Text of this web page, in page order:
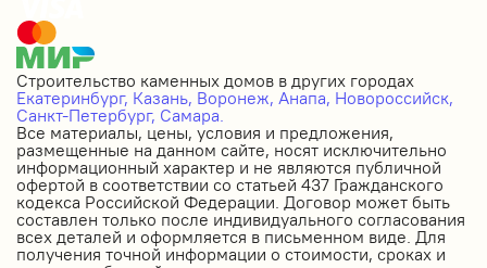
Строительство каменных домов в других городах
Екатеринбург, Казань, Воронеж, Анапа, Новороссийск,
Санкт-Петербург, Самара.
Все материалы, цены, условия и предложения,
размещенные на данном сайте, носят исключительно
информационный характер и не являются публичной
офертой в соответствии со статьей 437 Гражданского
кодекса Российской Федерации. Договор может быть
составлен только после индивидуального согласования
всех деталей и оформляется в письменном виде. Для
получения точной информации о стоимости, сроках и